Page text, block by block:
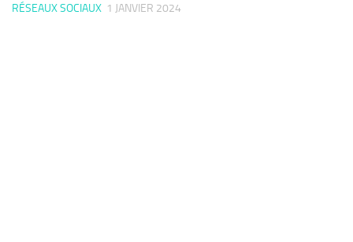
RÉSEAUX SOCIAUX 1 JANVIER 2024